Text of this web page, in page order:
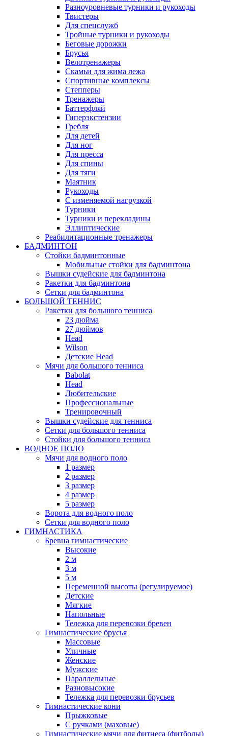
Разноуровневые турники и рукоходы
Твистеры
Для спецслужб
Тройные турники и рукоходы
Беговые дорожки
Брусья
Велотренажеры
Скамьи для жима лежа
Спортивные комплексы
Степперы
Тренажеры
Баттерфляй
Гиперэкстензии
Гребля
Для детей
Для ног
Для пресса
Для спины
Для тяги
Маятник
Рукоходы
С изменяемой нагрузкой
Турники
Турники и перекладины
Эллиптические
Реабилитационные тренажеры
БАДМИНТОН
Стойки бадминтонные
Мобильные стойки для бадминтона
Вышки судейские для бадминтона
Ракетки для бадминтона
Сетки для бадминтона
БОЛЬШОЙ ТЕННИС
Ракетки для большого тенниса
23 дюйма
27 дюймов
Head
Wilson
Детские Head
Мячи для большого тенниса
Babolat
Head
Любительские
Профессиональные
Тренировочный
Вышки судейские для тенниса
Сетки для большого тенниса
Стойки для большого тенниса
ВОДНОЕ ПОЛО
Мячи для водного поло
1 размер
2 размер
3 размер
4 размер
5 размер
Ворота для водного поло
Сетки для водного поло
ГИМНАСТИКА
Бревна гимнастические
Высокие
2 м
3 м
5 м
Переменной высоты (регулируемое)
Детские
Мягкие
Напольные
Тележка для перевозки бревен
Гимнастические брусья
Массовые
Уличные
Женские
Мужские
Параллельные
Разновысокие
Тележка для перевозки брусьев
Гимнастические кони
Прыжковые
С ручками (маховые)
Гимнастические мячи для фитнеса (фитболы)